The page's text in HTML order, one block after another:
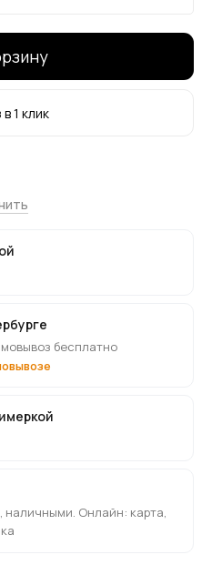
1 клик
бесплатно
наличными. Онлайн: карта,